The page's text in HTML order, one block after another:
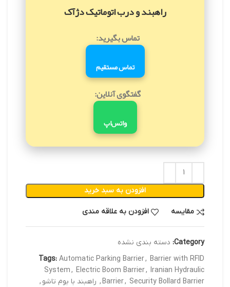
راهبند و درب اتوماتیک دژآک
تماس بگیرید:
تماس مستقیم
گفتگوی آنلاین:
واتس‌اپ
افزودن به سبد خرید
مقایسه افزودن به علاقه مندی
Category: دسته بندی نشده
Tags: Automatic Parking Barrier, Barrier with RFID
System, Electric Boom Barrier, Iranian Hydraulic
Barrier, Security Bollard Barrier
, راهبند با بوم تاشو ,